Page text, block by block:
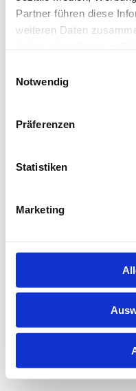
Partner führen diese
weiteren Daten
Notwendig
Präferenzen
Statistiken
Marketing
loadingjobninja.com